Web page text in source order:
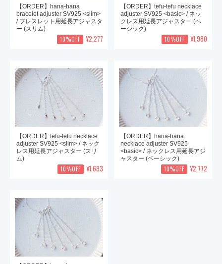
【ORDER】hana-hana
bracelet adjuster SV925 <slim>
/ ブレスレット用延長アジャスタ
ー (スリム)
10%OFF ¥2,277
【ORDER】tefu-tefu necklace
adjuster SV925 <basic> / ネッ
クレス用延長アジャスター (ベ
ーシック)
10%OFF ¥1,980
【ORDER】tefu-tefu necklace
adjuster SV925 <slim> / ネック
レス用延長アジャスター (スリ
ム)
10%OFF ¥1,683
【ORDER】hana-hana
necklace adjuster SV925
<basic> / ネックレス用延長アジ
ャスター (ベーシック)
10%OFF ¥2,772